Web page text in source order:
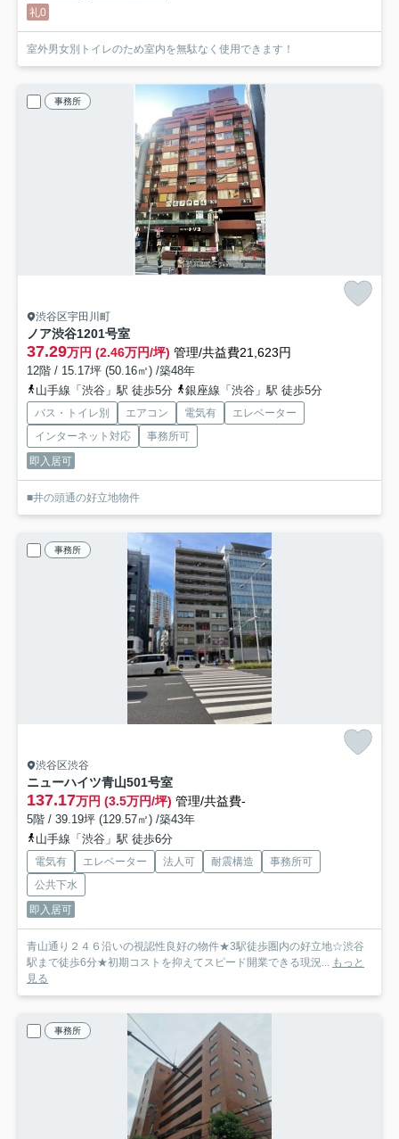
礼0
室外男女別トイレのため室内を無駄なく使用できます！
事務所
渋谷区宇田川町
ノア渋谷1201号室
37.29万円 (2.46万円/坪) 管理/共益費21,623円
12階 / 15.17坪 (50.16㎡) /築48年
山手線「渋谷」駅 徒歩5分
銀座線「渋谷」駅 徒歩5分
バス・トイレ別 エアコン 電気有
エレベーター
インターネット対応
事務所可
即入居可
■井の頭通の好立地物件
事務所
渋谷区渋谷
ニューハイツ青山501号室
137.17万円 (3.5万円/坪) 管理/共益費-
5階 / 39.19坪 (129.57㎡) /築43年
山手線「渋谷」駅 徒歩6分
電気有 エレベーター 法人可 耐震構造
事務所可
公共下水
即入居可
青山通り２４６沿いの視認性良好の物件★3駅徒歩圏内の好立地☆渋谷
駅まで徒歩6分★初期コストを抑えてスピード開業できる現況... もっと
見る
事務所